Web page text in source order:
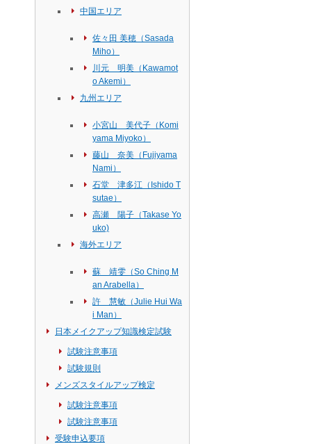
中国エリア
佐々田 美穂（Sasada
Miho）
川元 明美（Kawamot
o Akemi）
九州エリア
小宮山 美代子（Komi
yama Miyoko）
藤山 奈美（Fujiyama
Nami）
石堂 津多江（Ishido T
sutae）
高瀬 陽子（Takase Yo
uko)
海外エリア
蘇 靖雯（So Ching M
an Arabella）
許 慧敏（Julie Hui Wa
i Man）
日本メイクアップ知識検定試験
試験注意事項
試験規則
メンズスタイルアップ検定
試験注意事項
試験注意事項
受験申込要項